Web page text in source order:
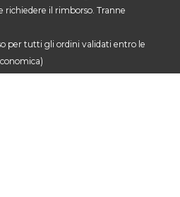
PAESI BASSI
richiedere il rimborso. Tranne
per tutti gli ordini validati entro le